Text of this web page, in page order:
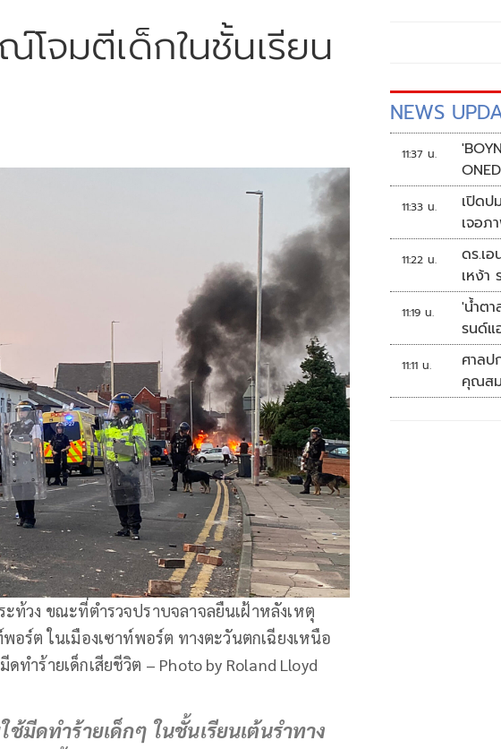
โจมตีเด็กในชั้นเรียน
ท้วง ขณะที่ตำรวจปราบจลาจลยืนเฝ้าหลังเหตุ
อร์ต ในเมืองเซาท์พอร์ต ทางตะวันตกเฉียงเหนือ
ทำร้ายเด็กเสียชีวิต – Photo by Roland Lloyd
ช้มีดทำร้ายเด็กๆ ในชั้นเรียนเต้นรำทาง
NEWS
11:37 น.
11:33 น.
เปิด
เจอ
11:22 น.
ดร.เ
เหง้า
วิญญ
11:19 น.
'น้ำต
รนด์แ
11:11 น.
ศาล
คุณส
เดือด